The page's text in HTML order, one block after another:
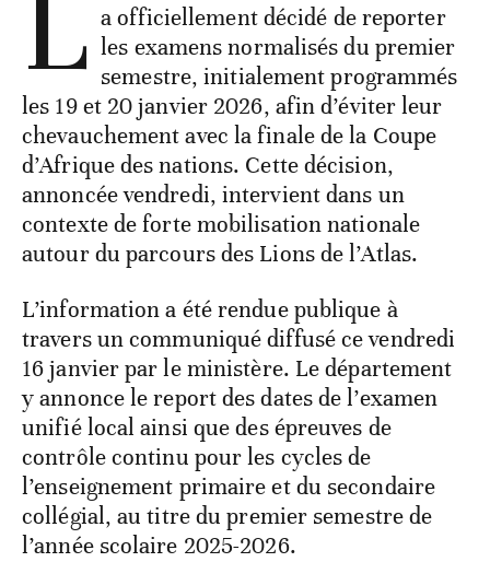
a officiellement décidé de reporter
les examens normalisés du premier
semestre, initialement programmés
les 19 et 20 janvier 2026, afin d’éviter leur
chevauchement avec la finale de la Coupe
d’Afrique des nations. Cette décision,
annoncée vendredi, intervient dans un
contexte de forte mobilisation nationale
autour du parcours des Lions de l’Atlas.
L’information a été rendue publique à
travers un communiqué diffusé ce vendredi
16 janvier par le ministère. Le département
y annonce le report des dates de l’examen
unifié local ainsi que des épreuves de
contrôle continu pour les cycles de
l’enseignement primaire et du secondaire
collégial, au titre du premier semestre de
l’année scolaire 2025-2026.